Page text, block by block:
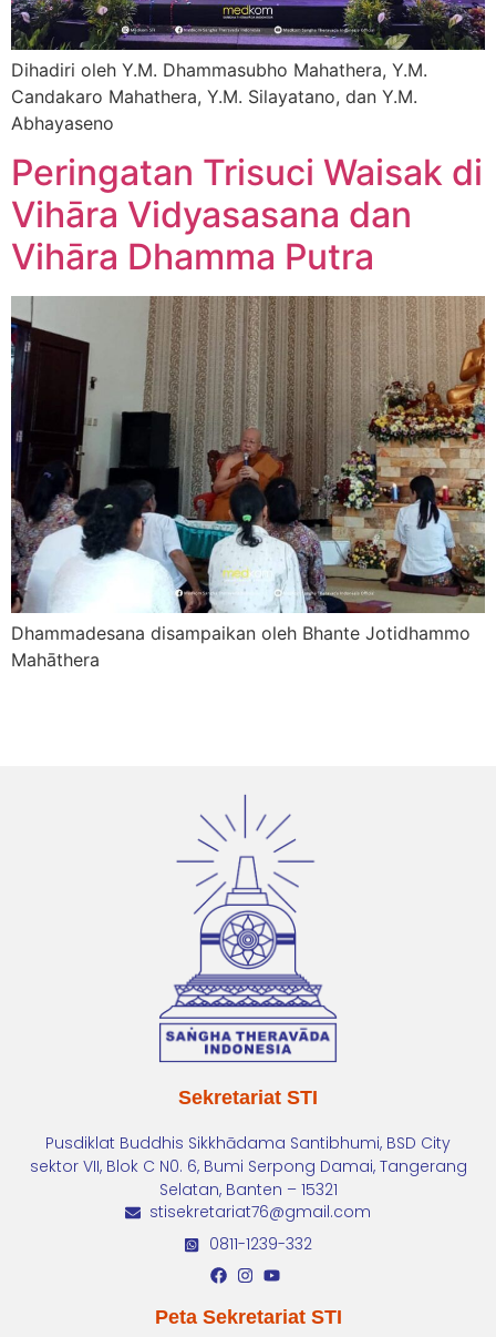
Dihadiri oleh Y.M. Dhammasubho Mahathera, Y.M.
Candakaro Mahathera, Y.M. Silayatano, dan Y.M.
Abhayaseno
Peringatan Trisuci Waisak di
Vihāra Vidyasasana dan
Vihāra Dhamma Putra
Dhammadesana disampaikan oleh Bhante Jotidhammo
Mahāthera
Sekretariat STI
Pusdiklat Buddhis Sikkhādama Santibhumi, BSD City
sektor VII, Blok C N0. 6, Bumi Serpong Damai, Tangerang
Selatan, Banten – 15321
stisekretariat76@gmail.com
0811-1239-332
Peta Sekretariat STI